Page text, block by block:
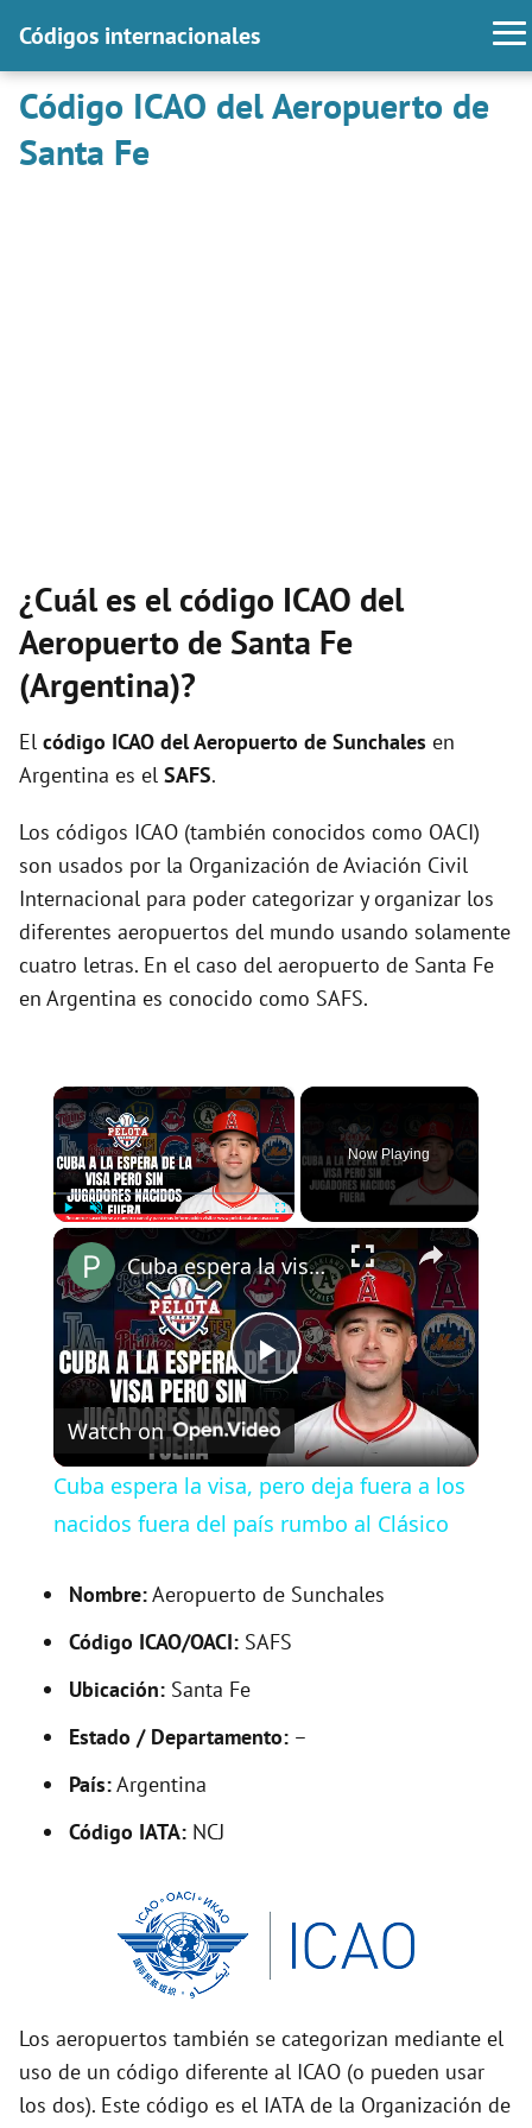
Códigos internacionales
Código ICAO del Aeropuerto de
Santa Fe
¿Cuál es el código ICAO del
Aeropuerto de Santa Fe
(Argentina)?
El código ICAO delAeropuerto de Sunchales en
Argentina es el SAFS.
Los códigos ICAO (también conocidos como OACI)
son usados por la Organización de Aviación Civil
Internacional para poder categorizar y organizar los
diferentes aeropuertos del mundo usando solamente
cuatro letras. En el caso del aeropuerto de Santa Fe
en Argentina es conocido como SAFS.
×
Play Fullscreen
Now Playing
×
P
l
a
y
i
Cuba espera la visa, pero deja fuera a los nacidos fuera del país rumbo al Clásico
Watch on
Cuba espera la visa, pero deja fuera a los
nacidos fuera del país rumbo al Clásico
Nombre:Aeropuerto de Sunchales
Código ICAO/OACI: SAFS
Ubicación: Santa Fe
Estado / Departamento: –
País:Argentina
Código IATA: NCJ
Los aeropuertos también se categorizan mediante el
uso de un código diferente al ICAO (o pueden usar
los dos). Este código es el IATA de la Organización de